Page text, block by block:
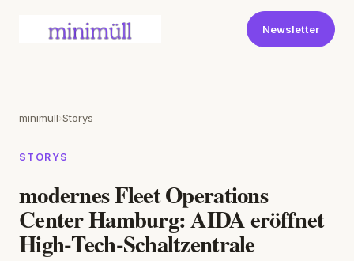
Newsletter
minimüll›Storys
STORYS
modernes Fleet Operations
Center Hamburg: AIDA eröffnet
High‑Tech-Schaltzentrale